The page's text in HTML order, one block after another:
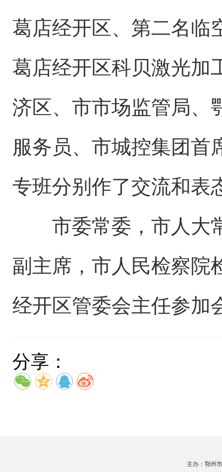
葛店经开区、第二名临
葛店经开区科贝激光加
济区、市市场监管局、
服务员、市城控集团首
专班分别作了交流和表
市委常委，市人大常
副主席，市人民检察院
经开区管委会主任参加
分享：
主办：鄂州